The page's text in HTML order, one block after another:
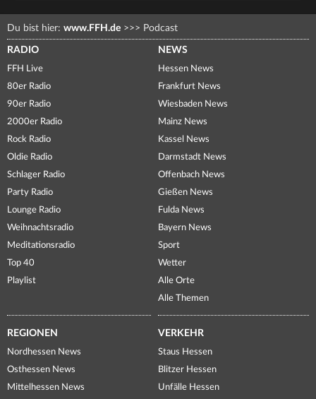
Du bist hier: www.FFH.de >>> Podcast
RADIO
FFH Live
80er Radio
90er Radio
2000er Radio
Rock Radio
Oldie Radio
Schlager Radio
Party Radio
Lounge Radio
Weihnachtsradio
Meditationsradio
Top 40
Playlist
NEWS
Hessen News
Frankfurt News
Wiesbaden News
Mainz News
Kassel News
Darmstadt News
Offenbach News
Gießen News
Fulda News
Bayern News
Sport
Wetter
Alle Orte
Alle Themen
REGIONEN
Nordhessen News
Osthessen News
Mittelhessen News
VERKEHR
Staus Hessen
Blitzer Hessen
Unfälle Hessen